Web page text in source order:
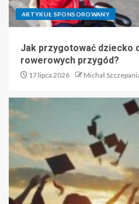
ARTYKUŁ SPONSOROWANY
Jak przygotować dziecko
rowerowych przygód?
17 lipca 2026 Michał